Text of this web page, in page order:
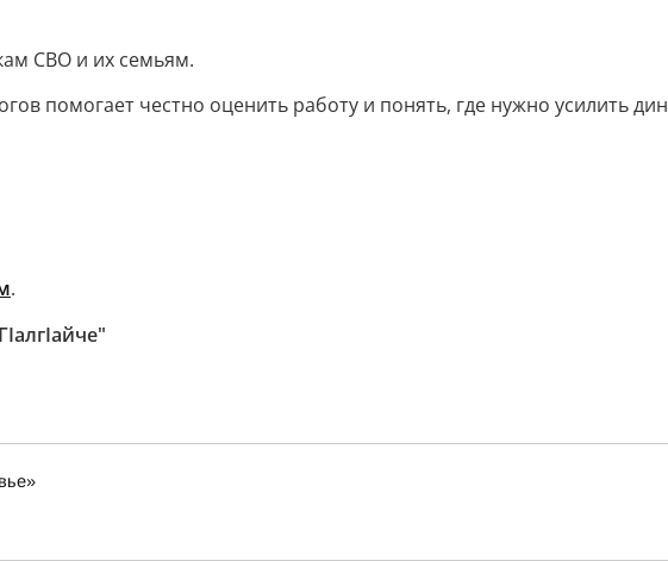
СВО и их семьям.
помогает честно оценить работу и понять, где нужно усилить
.